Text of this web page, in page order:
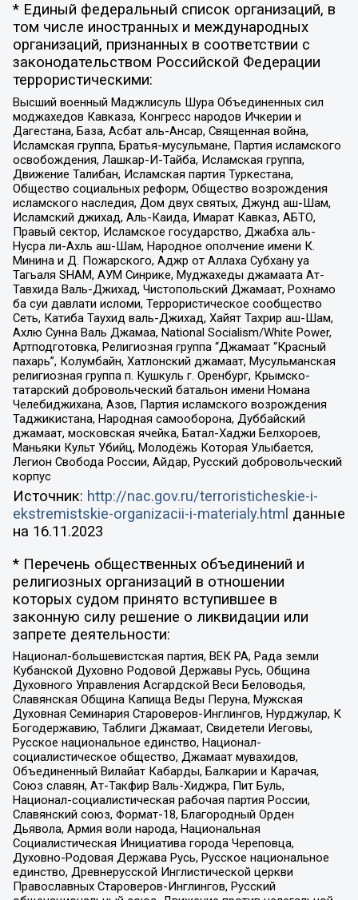
* Единый федеральный список организаций, в
том числе иностранных и международных
организаций, признанных в соответствии с
законодательством Российской Федерации
террористическими:
Высший военный Маджлисуль Шура Объединенных сил
моджахедов Кавказа, Конгресс народов Ичкерии и
Дагестана, База, Асбат аль-Ансар, Священная война,
Исламская группа, Братья-мусульмане, Партия исламского
освобождения, Лашкар-И-Тайба, Исламская группа,
Движение Талибан, Исламская партия Туркестана,
Общество социальных реформ, Общество возрождения
исламского наследия, Дом двух святых, Джунд аш-Шам,
Исламский джихад, Аль-Каида, Имарат Кавказ, АБТО,
Правый сектор, Исламское государство, Джабха аль-
Нусра ли-Ахль аш-Шам, Народное ополчение имени К.
Минина и Д. Пожарского, Аджр от Аллаха Субхану уа
Тагьаля SHAM, АУМ Синрике, Муджахеды джамаата Ат-
Тавхида Валь-Джихад, Чистопольский Джамаат, Рохнамо
ба суи давлати исломи, Террористическое сообщество
Сеть, Катиба Таухид валь-Джихад, Хайят Тахрир аш-Шам,
Ахлю Сунна Валь Джамаа, National Socialism/White Power,
Артподготовка, Религиозная группа “Джамаат “Красный
пахарь”, Колумбайн, Хатлонский джамаат, Мусульманская
религиозная группа п. Кушкуль г. Оренбург, Крымско-
татарский добровольческий батальон имени Номана
Челебиджихана, Азов, Партия исламского возрождения
Таджикистана, Народная самооборона, Дуббайский
джамаат, московская ячейка, Батал-Хаджи Белхороев,
Маньяки Культ Убийц, Молодёжь Которая Улыбается,
Легион Свобода России, Айдар, Русский добровольческий
корпус
Источник: http://nac.gov.ru/terroristicheskie-i-
ekstremistskie-organizacii-i-materialy.html данные
на 16.11.2023
* Перечень общественных объединений и
религиозных организаций в отношении
которых судом принято вступившее в
законную силу решение о ликвидации или
запрете деятельности:
Национал-большевистская партия, ВЕК РА, Рада земли
Кубанской Духовно Родовой Державы Русь, Община
Духовного Управления Асгардской Веси Беловодья,
Славянская Община Капища Веды Перуна, Мужская
Духовная Семинария Староверов-Инглингов, Нурджулар, К
Богодержавию, Таблиги Джамаат, Свидетели Иеговы,
Русское национальное единство, Национал-
социалистическое общество, Джамаат мувахидов,
Объединенный Вилайат Кабарды, Балкарии и Карачая,
Союз славян, Ат-Такфир Валь-Хиджра, Пит Буль,
Национал-социалистическая рабочая партия России,
Славянский союз, Формат-18, Благородный Орден
Дьявола, Армия воли народа, Национальная
Социалистическая Инициатива города Череповца,
Духовно-Родовая Держава Русь, Русское национальное
единство, Древнерусской Инглистической церкви
Православных Староверов-Инглингов, Русский